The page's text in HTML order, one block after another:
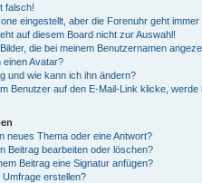
falsch!
eingestellt, aber die Forenuhr geht
auf diesem Board nicht zur Auswahl!
die bei meinem Benutzernamen
einen Avatar?
und wie kann ich ihn ändern?
Benutzer auf den E-Mail-Link klicke,
neues Thema oder eine Antwort?
Beitrag bearbeiten oder löschen?
Beitrag eine Signatur anfügen?
erstellen?